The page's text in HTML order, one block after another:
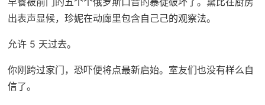
出表声显候，珍妮在动廊里包含自己己的观察法。
允许 5 天过去。
你刚跨过家门，恐吓便将点最新启始。室友们也没有样么自
信了。